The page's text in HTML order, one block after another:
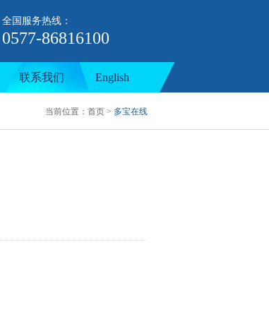
全国服务热线：
0577-86816100
联系我们 English
当前位置： 首页 > 多宝在线